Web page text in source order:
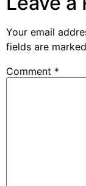
Your email
fields are marked
Comment *